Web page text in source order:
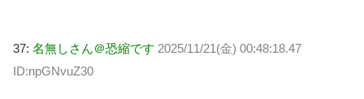
37: 名無しさん＠恐縮です 2025/11/21(金) 00:48:18.47
ID:npGNvuZ30